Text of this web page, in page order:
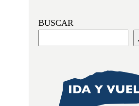
BUSCAR